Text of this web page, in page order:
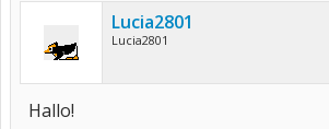
Lucia2801
Lucia2801
Hallo!